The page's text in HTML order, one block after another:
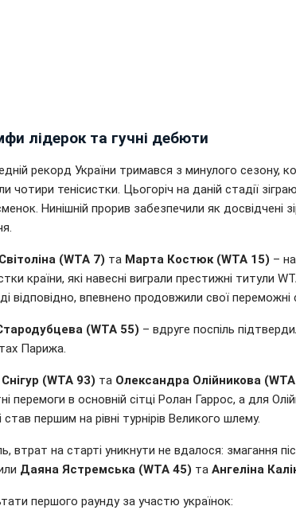
лідерок та гучні дебюти
рекорд України тримався з минулого сезону,
чотири тенісистки. Цьогоріч на даній стадії
Нинішній прорив забезпечили як досвідчені
(WTA 7) та Марта Костюк (WTA 15) –
країни, які навесні виграли престижні титули
відповідно, впевнено продовжили свої переможні
(WTA 55) – вдруге поспіль
Парижа.
(WTA 93) та Олександра Олійникова
перемоги в основній сітці Ролан Гаррос, а для
став першим на рівні турнірів Великого шлему.
втрат на старті уникнути не вдалося: змагання
Даяна Ястремська (WTA 45) та Ангеліна
першого раунду за участю українок: